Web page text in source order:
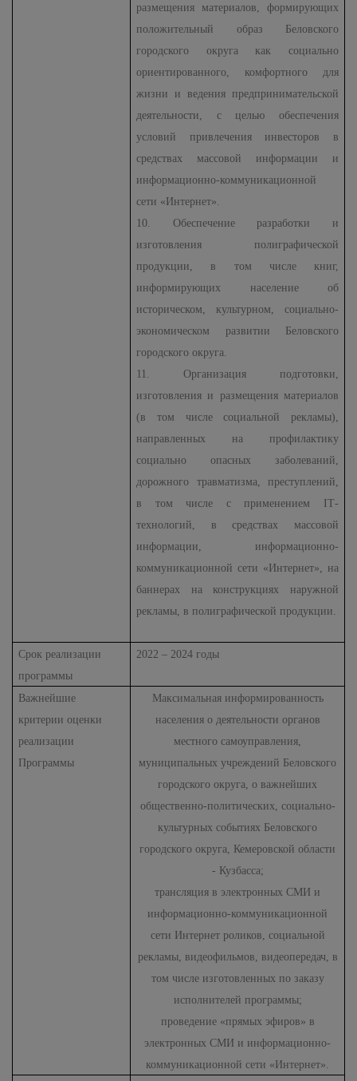
размещения материалов, формирующих
положительный образ Беловского
городского округа как социально
ориентированного, комфортного для
жизни и ведения предпринимательской
деятельности, с целью обеспечения
условий привлечения инвесторов в
средствах массовой информации и
информационно-коммуникационной
сети «Интернет».
10. Обеспечение разработки и
изготовления полиграфической
продукции, в том числе книг,
информирующих население об
историческом, культурном, социально-
экономическом развитии Беловского
городского округа.
11. Организация подготовки,
изготовления и размещения материалов
(в том числе социальной рекламы),
направленных на профилактику
социально опасных заболеваний,
дорожного травматизма, преступлений,
в том числе с применением
IT-
технологий, в средствах массовой
информации, информационно-
коммуникационной сети «Интернет», на
баннерах на конструкциях наружной
рекламы, в полиграфической продукции.
Срок реализации
программы
2022 – 2024 годы
Важнейшие
критерии оценки
реализации
Программы
Максимальная информированность
населения о деятельности органов
местного самоуправления,
муниципальных учреждений Беловского
городского округа, о важнейших
общественно-политических, социально-
культурных событиях Беловского
городского округа, Кемеровской области
- Кузбасса;
трансляция в электронных СМИ и
информационно-коммуникационной
сети Интернет роликов, социальной
рекламы, видеофильмов, видеопередач, в
том числе изготовленных по заказу
исполнителей программы;
проведение «прямых эфиров» в
электронных СМИ и информационно-
коммуникационной сети «Интернет».